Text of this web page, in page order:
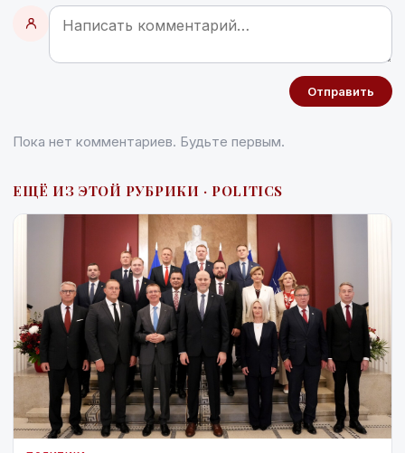
Отправить
Пока нет комментариев. Будьте первым.
ЕЩЁ ИЗ ЭТОЙ РУБРИКИ · POLITICS